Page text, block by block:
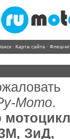
· Карта сайта · Флеш-
Мото.
мотоцикл
ЗиД,